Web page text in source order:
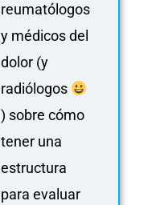
reumatólogos
y médicos del
dolor (y
radiólogos
) sobre cómo
tener una
estructura
para evaluar